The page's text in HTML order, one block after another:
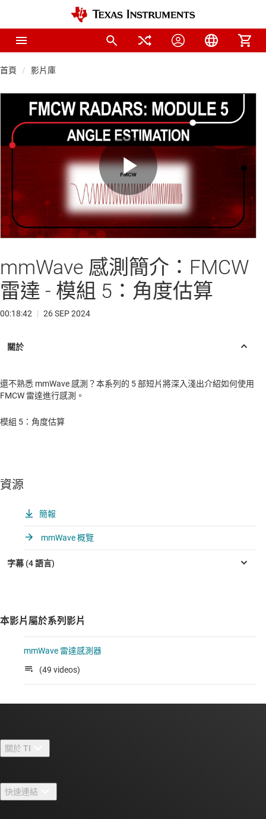
首頁 影片庫
Play
Video
mmWave 感測簡介：FMCW
雷達 - 模組 5：角度估算
00:18:42 | 26 SEP 2024
還不熟悉 mmWave 感測？本系列的 5 部短片將深入淺出介紹如何使用
FMCW 雷達進行感測。
模組 5：角度估算
資源
簡報
mmWave 概覽
本影片屬於系列影片
mmWave 雷達感測器
(49 videos)
關於 TI
人才招募
快速連結